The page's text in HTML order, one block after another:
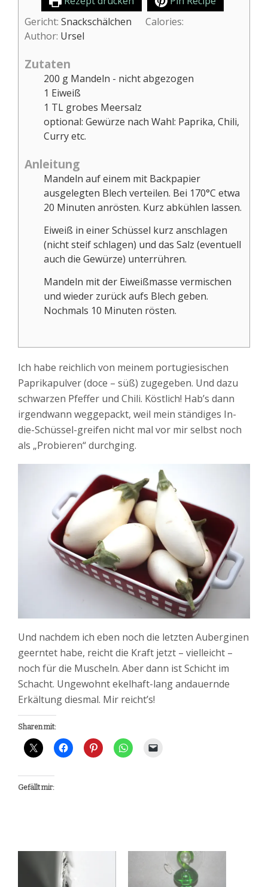
Gericht: Snackschälchen
Calories:
Author: Ursel
Zutaten
200 g Mandeln - nicht abgezogen
1 Eiweiß
1 TL grobes Meersalz
optional: Gewürze nach Wahl: Paprika, Chili,
Curry etc.
Anleitung
Mandeln auf einem mit Backpapier
ausgelegten Blech verteilen. Bei 170°C etwa
20 Minuten anrösten. Kurz abkühlen lassen.
Eiweiß in einer Schüssel kurz anschlagen
(nicht steif schlagen) und das Salz (eventuell
auch die Gewürze) unterrühren.
Mandeln mit der Eiweißmasse vermischen
und wieder zurück aufs Blech geben.
Nochmals 10 Minuten rösten.
Ich habe reichlich von meinem portugiesischen
Paprikapulver (doce – süß) zugegeben. Und dazu
schwarzen Pfeffer und Chili. Köstlich! Hab’s dann
irgendwann weggepackt, weil mein ständiges In-
die-Schüssel-greifen nicht mal vor mir selbst noch
als „Probieren“ durchging.
Und nachdem ich eben noch die letzten Auberginen
geerntet habe, reicht die Kraft jetzt – vielleicht –
noch für die Muscheln. Aber dann ist Schicht im
Schacht. Ungewohnt ekelhaft-lang andauernde
Erkältung diesmal. Mir reicht’s!
Sharen mit:
Gefällt mir: